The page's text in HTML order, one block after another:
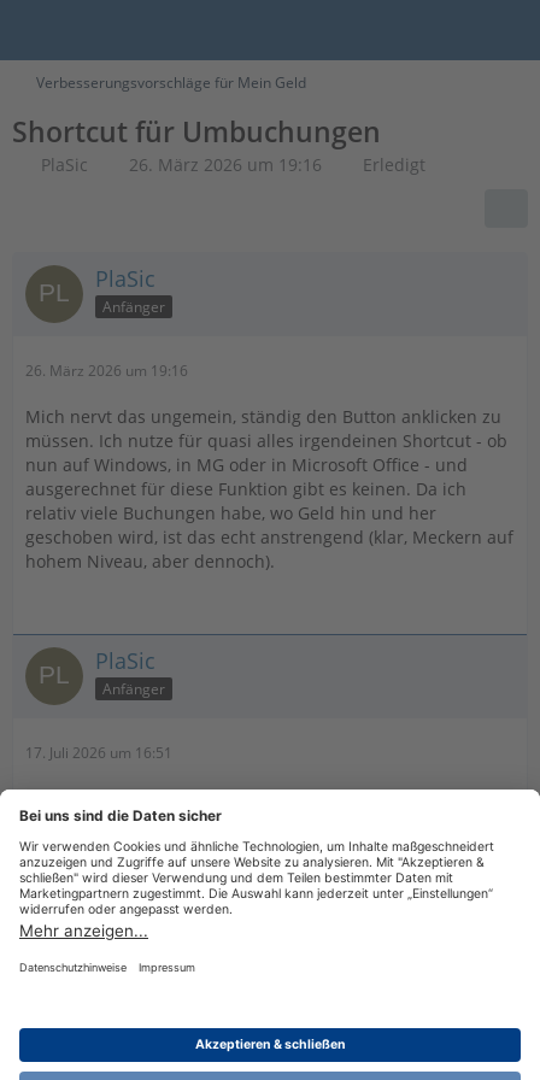
Verbesserungsvorschläge für Mein Geld
Shortcut für Umbuchungen
PlaSic 26. März 2026 um 19:16 Erledigt
PlaSic
Anfänger
26. März 2026 um 19:16
Mich nervt das ungemein, ständig den Button anklicken zu
müssen. Ich nutze für quasi alles irgendeinen Shortcut - ob
nun auf Windows, in MG oder in Microsoft Office - und
ausgerechnet für diese Funktion gibt es keinen. Da ich
relativ viele Buchungen habe, wo Geld hin und her
geschoben wird, ist das echt anstrengend (klar, Meckern auf
hohem Niveau, aber dennoch).
PlaSic
Anfänger
17. Juli 2026 um 16:51
unbekannt war, bereits auf der Liste der Entwickler stand
oder durch meine Anregung eingeführt wurde - es gibt nun
die Möglichkeit, mit STRG + UMSCHALT + U Umbuchungen
vorzunehmen. Weltklasse!
Nutzungsbestimmungen Cookie-Einstellungen